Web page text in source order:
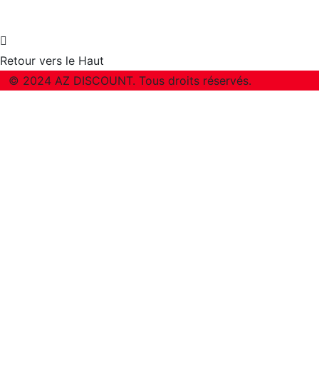
Retour vers le Haut
© 2024 AZ DISCOUNT. Tous droits réservés.